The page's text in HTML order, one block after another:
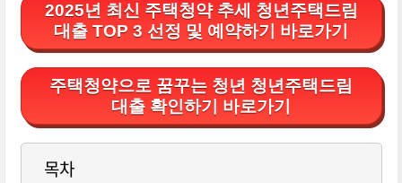
2025년 최신 주택청약 추세 청년주택드림
대출 TOP 3 선정 및 예약하기 바로가기
주택청약으로 꿈꾸는 청년 청년주택드림
대출 확인하기 바로가기
목차